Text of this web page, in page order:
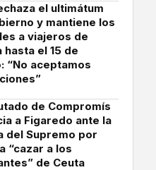
el ultimátum
y mantiene los
a viajeros de
hasta el 15 de
“No aceptamos
de Compromís
a Figaredo ante la
del Supremo por
“cazar a los
de Ceuta